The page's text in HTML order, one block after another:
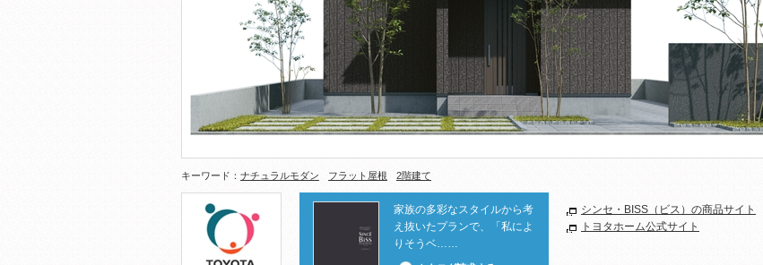
キーワード： ナチュラルモダン フラット屋根 2階建て
家族の多彩なスタイルから考
え抜いたプランで、「私によ
りそうベ……
シンセ・BISS（ビス）の商品サイト
トヨタホーム公式サイト